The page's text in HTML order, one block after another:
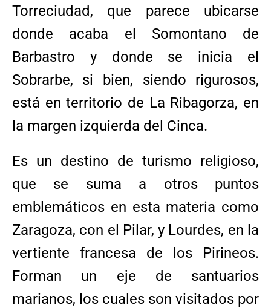
Torreciudad, que parece ubicarse
donde acaba el Somontano de
Barbastro y donde se inicia el
Sobrarbe, si bien, siendo rigurosos,
está en territorio de La Ribagorza, en
la margen izquierda del Cinca.
Es un destino de turismo religioso,
que se suma a otros puntos
emblemáticos en esta materia como
Zaragoza, con el Pilar, y Lourdes, en la
vertiente francesa de los Pirineos.
Forman un eje de santuarios
marianos, los cuales son visitados por